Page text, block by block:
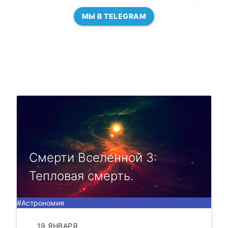
МЫ В TELEGRAM
Смерти Вселенной 3:
Тепловая смерть.
#Астрономия
19 ЯНВАРЯ